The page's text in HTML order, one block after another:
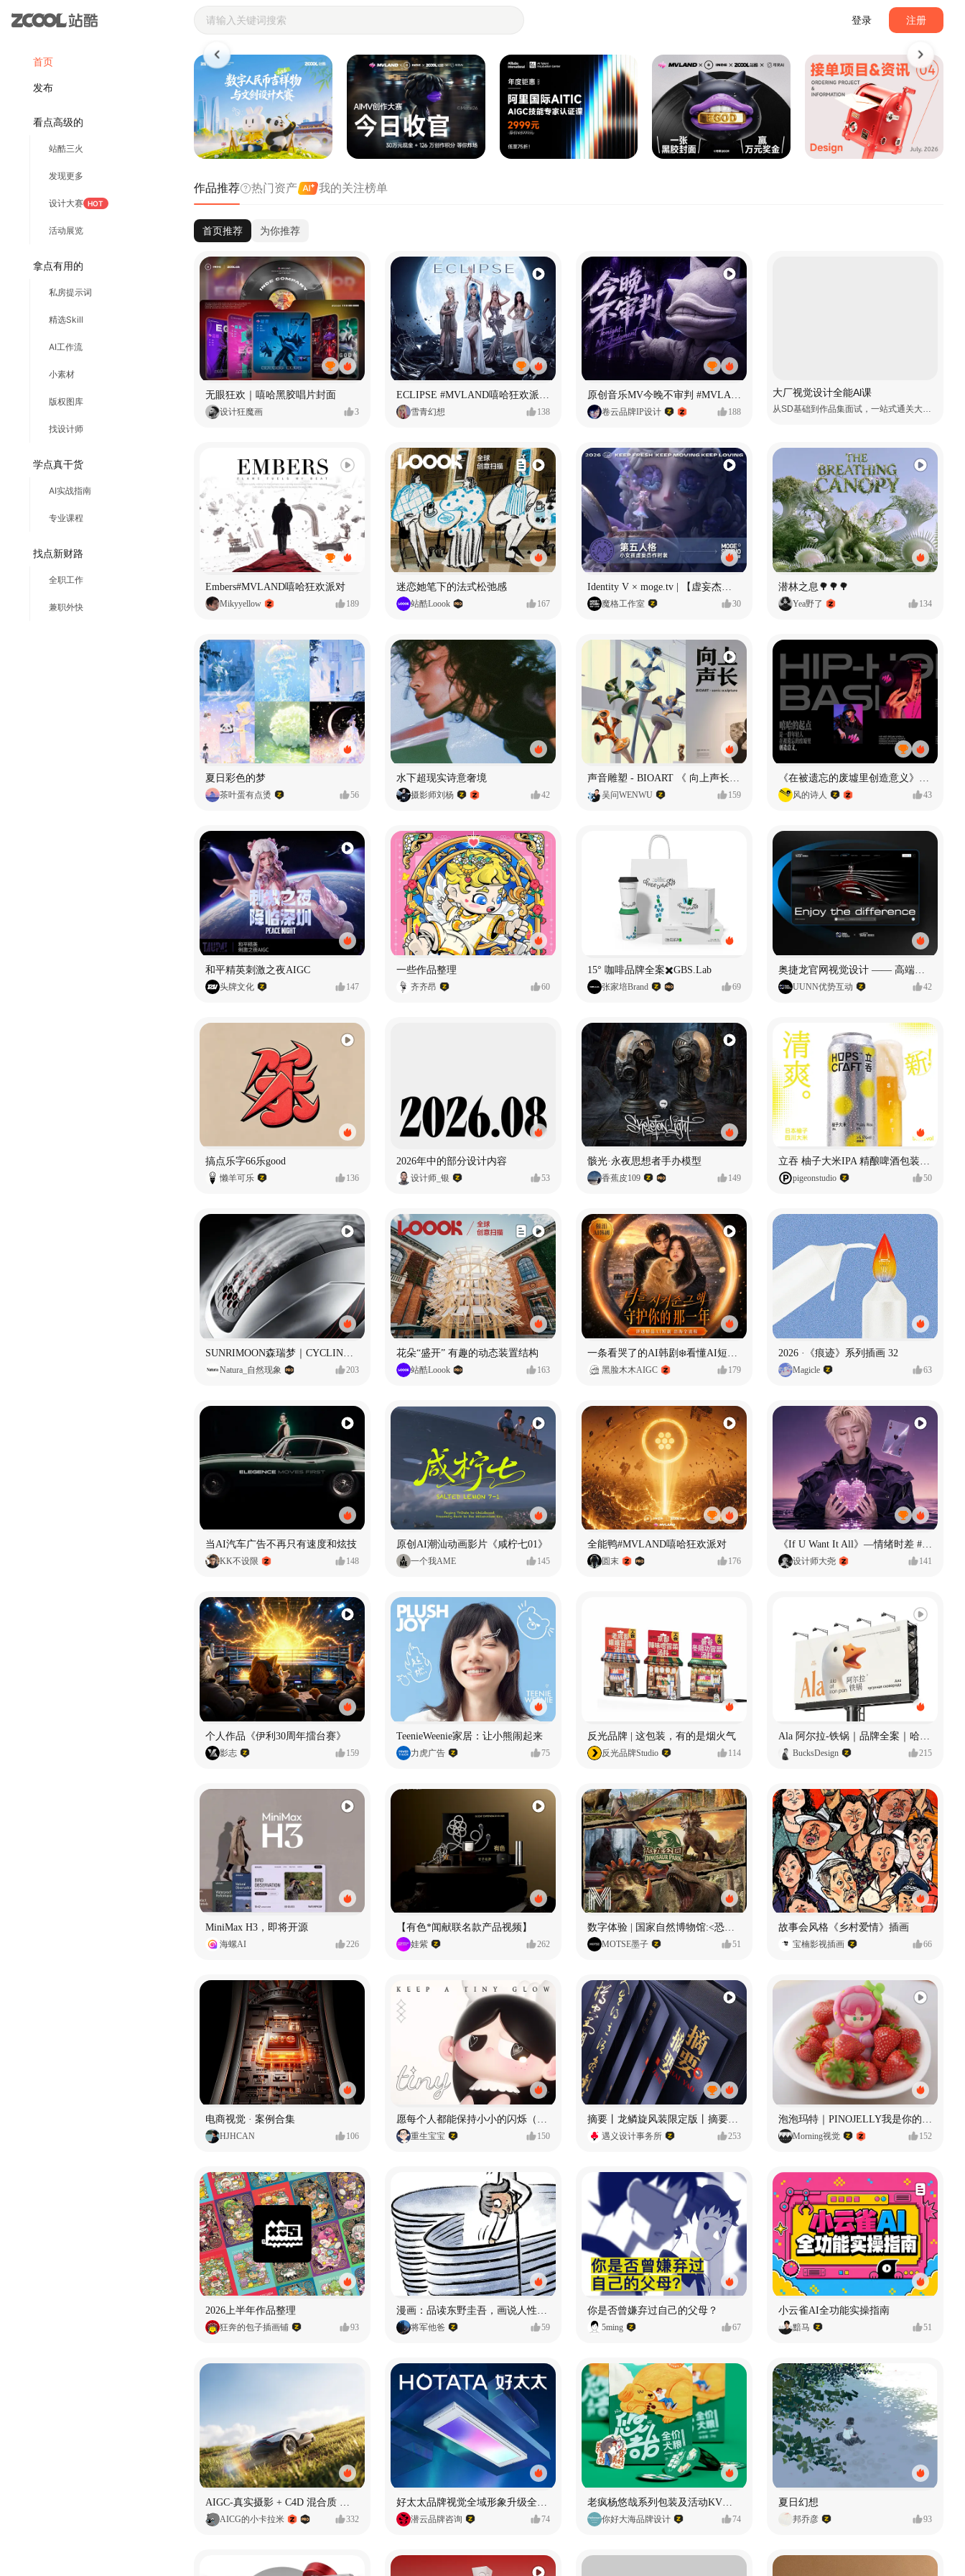
首页
发布
看点高级的
站酷三火
发现更多
设计大赛 HOT
活动展览
拿点有用的
私房提示词
精选Skill
AI工作流
小素材
版权图库
找设计师
学点真干货
AI实战指南
专业课程
找点新财路
全职工作
兼职外快
登录 注册
站酷ZCOOL - 设计师们都在站酷
作品推荐 热门资产 我的关注榜单
首页推荐 为你推荐
无眼狂欢｜嘻哈黑胶唱片封面
设计狂魔画 3
ECLIPSE #MVLAND嘻哈狂欢派对 女团MV
雪青幻想 138
原创音乐MV今晚不审判 #MVLAND嘻哈狂欢派对
卷云品牌IP设计 188
大厂视觉设计全能Al课
从SD基础到作品集面试，一站式通关大厂视觉岗
Embers#MVLAND嘻哈狂欢派对
Mikyyellow 189
迷恋她笔下的法式松弛感
站酷Loook 167 魔格工作室 30
潜林之息🌳🌳🌳
Yea野了 134
夏日彩色的梦
茶叶蛋有点烫 56
水下超现实诗意奢境
摄影师刘杨 42
声音雕塑 - BIOART 《 向上声长 》
吴问WENWU 159
《在被遗忘的废墟里创造意义》#MVLAND嘻哈狂欢派对
风的诗人 43
和平精英刺激之夜AIGC
头牌文化 147
一些作品整理
齐齐昂 60
15° 咖啡品牌全案✖️GBS.Lab
张家培Brand 69 UUNN优势互动 42
搞点乐字66乐good
懒羊可乐 136
2026年中的部分设计内容
设计师_银 53
骸光·永夜思想者手办模型
香蕉皮109 149
立吞 柚子大米IPA 精酿啤酒包装设计
pigeonstudio 50
Natura_自然现象 203
花朵“盛开” 有趣的动态装置结构
站酷Loook 163 黑脸木木AIGC 179
2026 ·《痕迹》系列插画 32
Magicle 63
当AI汽车广告不再只有速度和炫技
KK不设限 148
原创AI潮汕动画影片《咸柠七01》
一个我AME 145
全能鸭#MVLAND嘻哈狂欢派对
圆末 176
《If U Want It All》—情绪时差 #MVLAND嘻哈狂欢派对
设计师大尧 141
个人作品《伊利30周年擂台赛》
影志 159
TeenieWeenie家居：让小熊闹起来
力虎广告 75
反光品牌 | 这包装，有的是烟火气
反光品牌Studio 114 BucksDesign 215
MiniMax H3，即将开源
海螺AI 226
【有色*闻献联名款产品视频】
娃紫 262
数字体验 | 国家自然博物馆:<恐龙公园>沉浸特展
MOTSE墨子 51
故事会风格《乡村爱情》插画
宝楠影视插画 66
电商视觉 · 案例合集
HJHCAN 106 重生宝宝 150 遇义设计事务所 253 Morning视觉 152
2026上半年作品整理
狂奔的包子插画铺 93
漫画：品读东野圭吾，画说人性百态
将军他爸 59
你是否曾嫌弃过自己的父母？
5ming 67
小云雀AI全功能实操指南
黯马 51
AICG的小卡拉米 332 潜云品牌咨询 74 你好大海品牌设计 74
夏日幻想
邦乔彦 93